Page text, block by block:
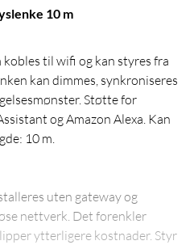
10 m
til wifi og kan styres fra
kan dimmes, synkroniseres
Støtte for
og Amazon Alexa. Kan
10 m.
uten gateway og
nettverk. Det forenkler
ytterligere kostnader. Styr